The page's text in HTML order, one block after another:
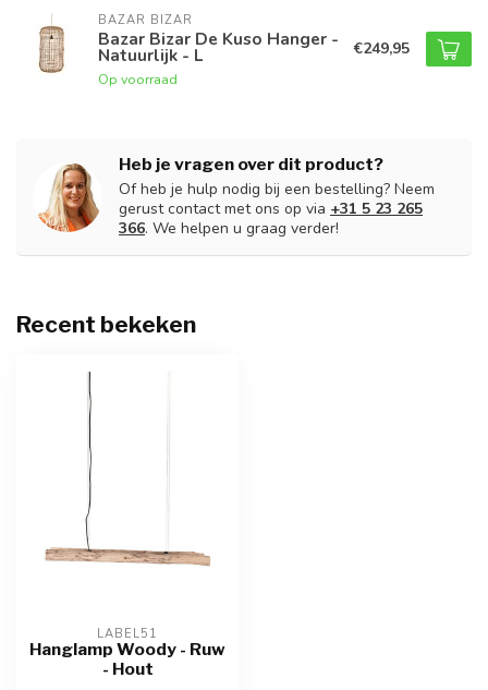
BAZAR BIZAR
Bazar Bizar De Kuso Hanger -
Natuurlijk - L
Op voorraad
€249,95
Heb je vragen over dit product?
Of heb je hulp nodig bij een bestelling? Neem
gerust contact met ons op via +31 5 23 265
366. We helpen u graag verder!
Recent bekeken
LABEL51
Hanglamp Woody - Ruw
- Hout